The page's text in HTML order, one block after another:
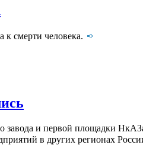
к смерти человека.
и первой площадки
в других регионах